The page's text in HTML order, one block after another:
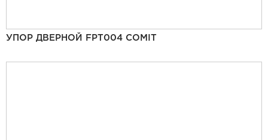
УПОР ДВЕРНОЙ FPT004 COMIT